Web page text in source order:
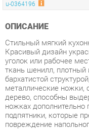
Стильный мягкий
уголок или рабочее
бархатистой
металлические ножки,
дерево, способны
ножках дополнительно
подпятники, которые
повреждение
Условия покупки
Благодаря
о характеристиках и